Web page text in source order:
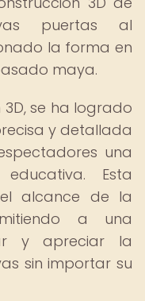
puertas al
la forma en
maya.
se ha logrado
y detallada
una
Esta
alcance de la
a una
y apreciar la
sin importar su